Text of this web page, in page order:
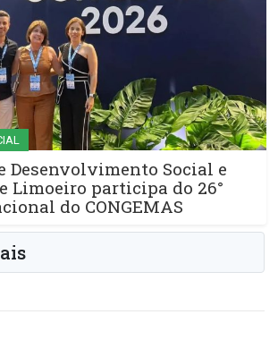
Desenvolvimento Social e
Limoeiro participa do 26°
do CONGEMAS